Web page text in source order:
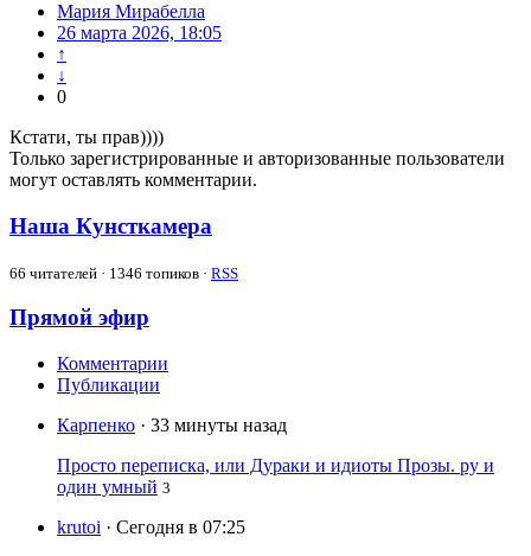
Мария Мирабелла
26 марта 2026, 18:05
↑
↓
0
Кстати, ты прав))))
Только зарегистрированные и авторизованные пользователи
могут оставлять комментарии.
Наша Кунсткамера
66 читателей · 1346 топиков · RSS
Прямой эфир
Комментарии
Публикации
Карпенко · 33 минуты назад
Просто переписка, или Дураки и идиоты Прозы. ру и
один умный 3
krutoi · Сегодня в 07:25